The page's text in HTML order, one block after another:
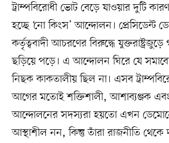
ট্রাম্পবিরোধী ভোট বেড়ে যাওয়ার দুটি
হচ্ছে ‘নো কিংস’ আন্দোলন। প্রেসিডেন্ট
কর্তৃত্ববাদী আচরণের বিরুদ্ধে
ছড়িয়ে পড়ে। এ আন্দোলন ঘিরে যে
নিছক কাকতালীয় ছিল না। এসব
আগের মতোই শক্তিশালী, আশাব্যঞ্জক
আন্দোলনের সদস্যরা হয়তো এখন
আস্থাশীল নন, কিন্তু তাঁরা রাজনীতি